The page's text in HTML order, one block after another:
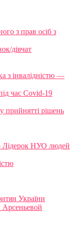
з прав осіб з
дівчат
з інвалідністю —
час Covid-19
прийнятті рішень
Лідерок НУО людей
України